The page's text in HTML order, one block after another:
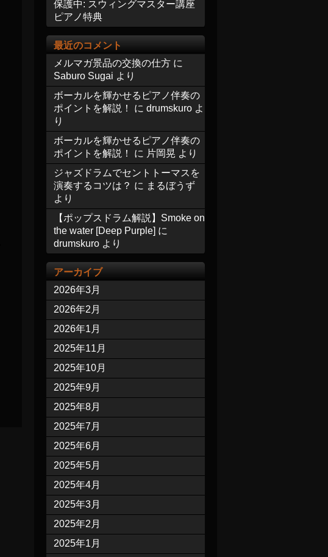
保護中: スウィングマスター講座
ピアノ特典
最近のコメント
メルマガ景品の交換の仕方 に
Saburo Sugai より
ボーカルを輝かせるピアノ伴奏の
ポイントを解説！
に drumskuro よ
り
ボーカルを輝かせるピアノ伴奏の
ポイントを解説！
に 片岡晃 より
ジャズドラムでセントトーマスを
演奏するコツは？ に まるぼうず
より
【ポップスドラム解説】Smoke on
the water [Deep Purple] に
drumskuro より
アーカイブ
2026年3月
2026年2月
2026年1月
2025年11月
2025年10月
2025年9月
2025年8月
2025年7月
2025年6月
2025年5月
2025年4月
2025年3月
2025年2月
2025年1月